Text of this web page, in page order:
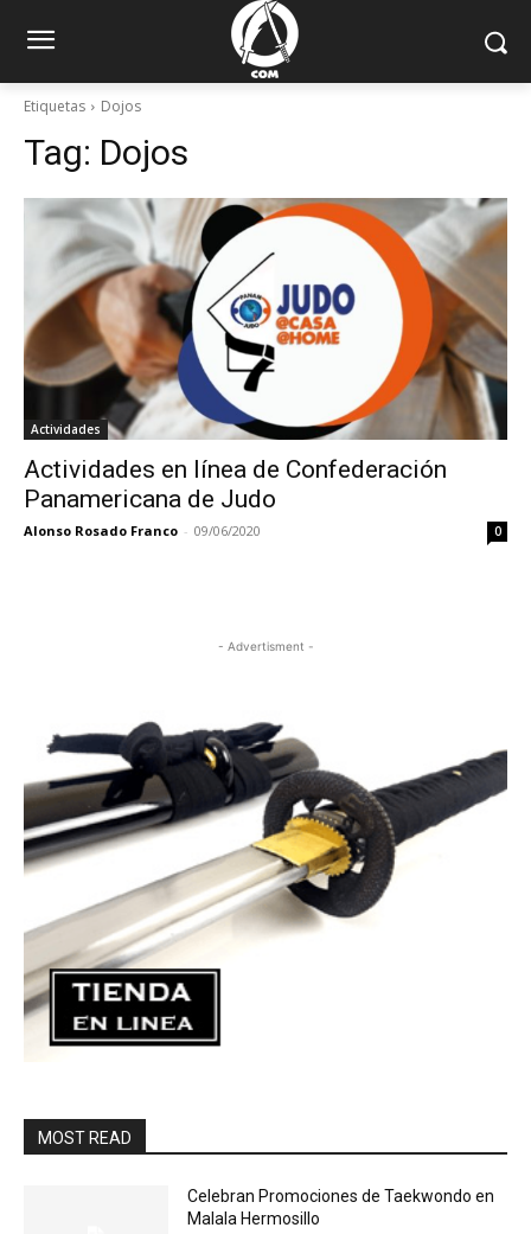
Etiquetas Dojos
Tag: Dojos
Actividades
Actividades en línea de Confederación
Panamericana de Judo
Alonso Rosado Franco - 09/06/2020 0
- Advertisment -
MOST READ
Celebran Promociones de Taekwondo en
Malala Hermosillo